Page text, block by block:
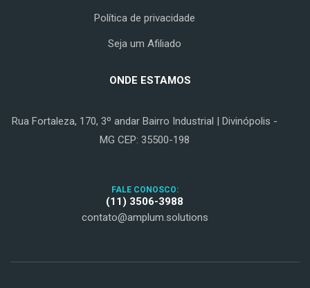
Política de privacidade
Seja um Afiliado
ONDE ESTAMOS
Rua Fortaleza, 170, 3º andar Bairro Industrial | Divinópolis -
MG CEP: 35500-198
FALE CONOSCO:
(11) 3506-3988
contato@amplum.solutions